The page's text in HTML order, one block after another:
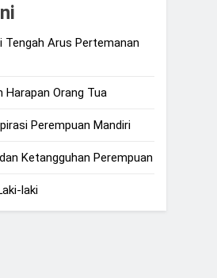
Tengah Arus Pertemanan
Harapan Orang Tua
Perempuan Mandiri
Ketangguhan Perempuan
laki